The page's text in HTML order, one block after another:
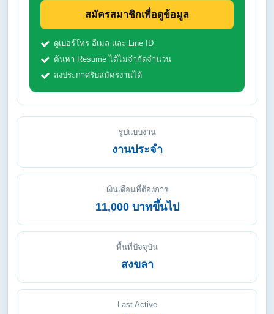
สมัครสมาชิกเพื่อดูข้อมูล
ดูเบอร์โทร อีเมล และ Line ID
ค้นหา Resume ได้ไม่จำกัดจำนวน
ลงประกาศรับสมัครงานได้
รูปแบบงาน
งานประจำ
เงินเดือนที่ต้องการ
11,000 บาทขึ้นไป
พื้นที่ปัจจุบัน
สงขลา
Last Active